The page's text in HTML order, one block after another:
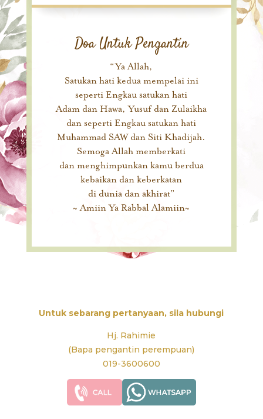
Doa Untuk Pengantin
“Ya Allah,
Satukan hati kedua mempelai ini
seperti Engkau satukan hati
Adam dan Hawa, Yusuf dan Zulaikha
dan seperti Engkau satukan hati
Muhammad SAW dan Siti Khadijah.
Semoga Allah memberkati
dan menghimpunkan kamu berdua
kebaikan dan keberkatan
di dunia dan akhirat”
~ Amiin Ya Rabbal Alamiin~
Untuk sebarang pertanyaan, sila hubungi
Hj. Rahimie
(Bapa pengantin perempuan)
019-3600600